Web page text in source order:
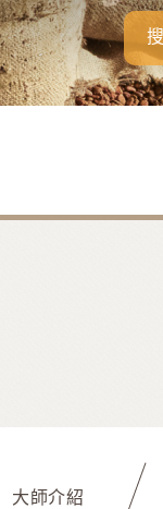
大師介紹